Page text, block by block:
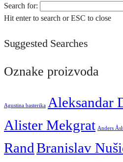
Search for:
Hit enter to search or ESC to close
Suggested Searches
Oznake proizvoda
Agustina basterika Aleksandar
Alister Mekgrat Anders
RandBranislav